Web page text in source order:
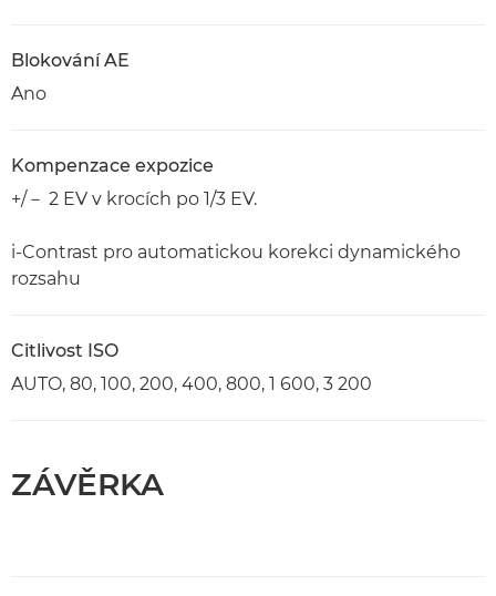
Blokování AE
Ano
Kompenzace expozice
+/－ 2 EV v krocích po 1/3 EV.
i-Contrast pro automatickou korekci dynamického
rozsahu
Citlivost ISO
AUTO, 80, 100, 200, 400, 800, 1 600, 3 200
ZÁVĚRKA